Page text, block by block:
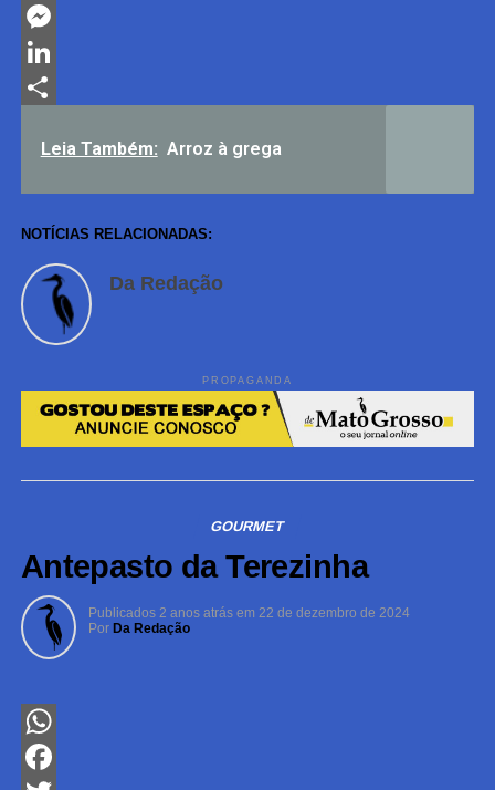
Twitter
Messenger
LinkedIn
Leia Também: Arroz à grega
NOTÍCIAS RELACIONADAS:
Da Redação
PROPAGANDA
GOURMET
Antepasto da Terezinha
Publicados 2 anos atrás em 22 de dezembro de 2024
Por Da Redação
WhatsApp